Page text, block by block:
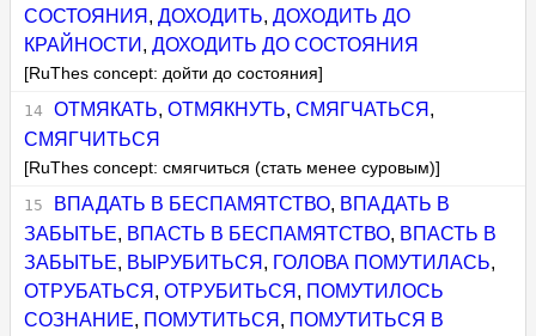
СОСТОЯНИЯ ,ДОХОДИТЬ,ДОХОДИТЬ ДО
КРАЙНОСТИ ,ДОХОДИТЬ ДО СОСТОЯНИЯ
[RuThes concept: дойти до состояния]
ОТМЯКАТЬ, ОТМЯКНУТЬ, СМЯГЧАТЬСЯ ,
СМЯГЧИТЬСЯ
[RuThes concept: смягчиться (стать менее суровым)]
ВПАДАТЬ В БЕСПАМЯТСТВО, ВПАДАТЬ В
ЗАБЫТЬЕ, ВПАСТЬ В БЕСПАМЯТСТВО, ВПАСТЬ В
ЗАБЫТЬЕ, ВЫРУБИТЬСЯ , ГОЛОВА ПОМУТИЛАСЬ,
ОТРУБАТЬСЯ ,ОТРУБИТЬСЯ , ПОМУТИЛОСЬ
СОЗНАНИЕ, ПОМУТИТЬСЯ , ПОМУТИТЬСЯ В